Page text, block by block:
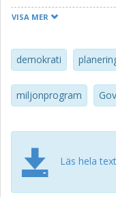
det, med tanke på
Slutligen
åsidosatts, eftersom
saknade någon part
This article examines
areas. The aim here
collaborations in
and cons. The
from theories on
VISA MER
demokrati
miljonprogram
Läs hela